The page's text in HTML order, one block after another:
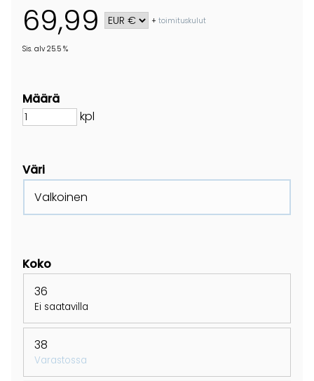
69,99 +toimituskulut
Sis. alv 25.5 %
Määrä
kpl
Väri
Valkoinen
Koko
36
Ei saatavilla
38
Varastossa